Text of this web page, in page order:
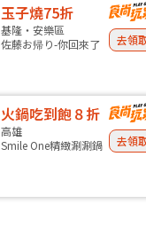
玉子燒75折
基隆・安樂區
佐藤お帰り-你回來了
去領
火鍋吃到飽８折
高雄
Smile One精緻涮涮鍋
去領